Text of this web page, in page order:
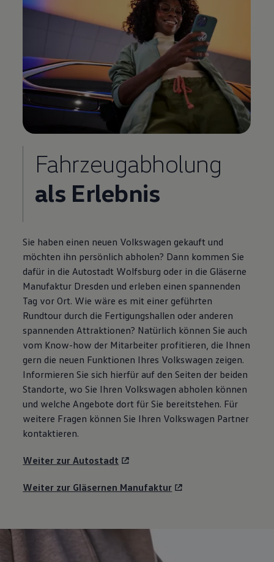
Fahrzeugabholung
als Erlebnis
Sie haben einen neuen Volkswagen gekauft und
möchten ihn persönlich abholen? Dann kommen Sie
dafür in die Autostadt Wolfsburg oder in die Gläserne
Manufaktur Dresden und erleben einen spannenden
Tag vor Ort. Wie wäre es mit einer geführten
Rundtour durch die Fertigungshallen oder anderen
spannenden Attraktionen? Natürlich können Sie auch
vom Know-how der Mitarbeiter profitieren, die Ihnen
gern die neuen Funktionen Ihres Volkswagen zeigen.
Informieren Sie sich hierfür auf den Seiten der beiden
Standorte, wo Sie Ihren Volkswagen abholen können
und welche Angebote dort für Sie bereitstehen. Für
weitere Fragen können Sie Ihren Volkswagen Partner
kontaktieren.
Weiter zur Autostadt
Weiter zur Gläsernen Manufaktur